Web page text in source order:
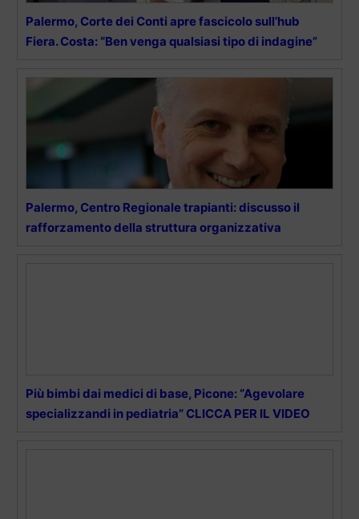
Palermo, Corte dei Conti apre fascicolo sull’hub
Fiera. Costa: “Ben venga qualsiasi tipo di indagine”
Palermo, Centro Regionale trapianti: discusso il
rafforzamento della struttura organizzativa
Più bimbi dai medici di base, Picone: “Agevolare
specializzandi in pediatria” CLICCA PER IL VIDEO